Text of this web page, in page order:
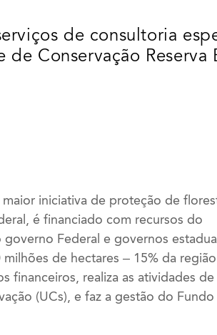
de consultoria
Conservação Reserva
iniciativa de proteção de
é financiado com recursos do
Federal e governos
de hectares – 15% da região
financeiros, realiza as atividades de
(UCs), e faz a gestão do